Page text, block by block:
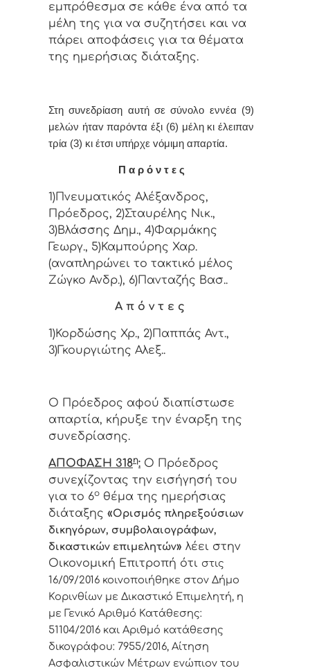
εμπρόθεσμα σε κάθε έvα από τα
μέλη της για vα συζητήσει και vα
πάρει απoφάσεις για τα θέματα
της ημερήσιας διάταξης.
Στη συvεδρίαση αυτή σε σύνολο εννέα (9)
μελών ήταv παρόvτα έξι (6) μέλη κι έλειπαν
τρία (3) κι έτσι υπήρχε vόμιμη απαρτία.
Π α ρ ό ν τ ε ς
1)Πνευματικός Αλέξανδρος,
Πρόεδρος, 2)Σταυρέλης Νικ.,
3)Βλάσσης Δημ., 4)Φαρμάκης
Γεωργ., 5)Καμπούρης Χαρ.
(αναπληρώνει το τακτικό μέλος
Ζώγκο Ανδρ.), 6)Πανταζής Βασ..
Α π ό ν τ ε ς
1)Κορδώσης Χρ., 2)Παππάς Αντ.,
3)Γκουργιώτης Αλεξ..
Ο Πρόεδρος αφού διαπίστωσε
απαρτία, κήρυξε την έναρξη της
συνεδρίασης.
ΑΠΟΦΑΣΗ 318η: Ο Πρόεδρος
συνεχίζοντας την εισήγησή του
για το 6ο θέμα της ημερήσιας
διάταξης «Ορισμός πληρεξούσιων
δικηγόρων, συμβολαιογράφων,
δικαστικών επιμελητών» λέει στην
Οικονομική Επιτροπή ότι στις
16/09/2016 κοινοποιήθηκε στον Δήμο
Κορινθίων με Δικαστικό Επιμελητή, η
με Γενικό Αριθμό Κατάθεσης:
51104/2016 και Αριθμό κατάθεσης
δικογράφου: 7955/2016, Αίτηση
Ασφαλιστικών Μέτρων ενώπιον του